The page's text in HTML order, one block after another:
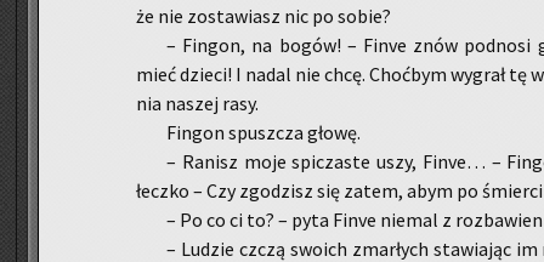
że nie zo­sta­wiasz nic po sobie?
– Fin­gon, na bogów! – Finve znów pod­no­si
mieć dzie­ci! I nadal nie chcę. Choć­bym wy­grał
nia na­szej rasy.
Fin­gon spusz­cza głowę.
– Ra­nisz moje spi­cza­ste uszy, Finve… –
łecz­ko – Czy zgo­dzisz się zatem, abym po
– Po co ci to? – pyta Finve nie­mal z
– Lu­dzie czczą swo­ich zmar­łych sta­wia­jąc